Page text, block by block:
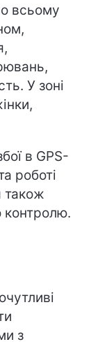
всьому
У зоні
в GPS-
роботі
також
контролю.
з